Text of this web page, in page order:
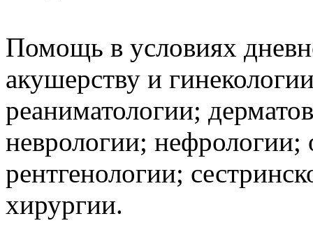
Помощь в условиях
акушерству и
реаниматологии;
неврологии; нефрологии;
рентгенологии;
хирургии.